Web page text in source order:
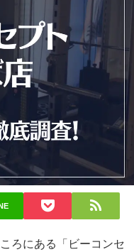
ろにある
「ビーコンセ